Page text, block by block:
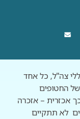
ב 7.10, מספר חללי צה"ל, כל אחד
של החטופים
אכזרית – אזכרה
לא תתקיים